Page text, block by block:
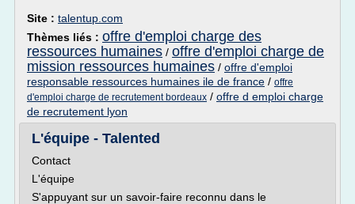
Site : talentup.com
Thèmes liés : offre d'emploi charge des
ressources humaines / offre d'emploi charge de
mission ressources humaines / offre d'emploi
responsable ressources humaines ile de france / offre
d'emploi charge de recrutement bordeaux / offre d emploi charge
de recrutement lyon
L'équipe - Talented
Contact
L'équipe
S'appuyant sur un savoir-faire reconnu dans le